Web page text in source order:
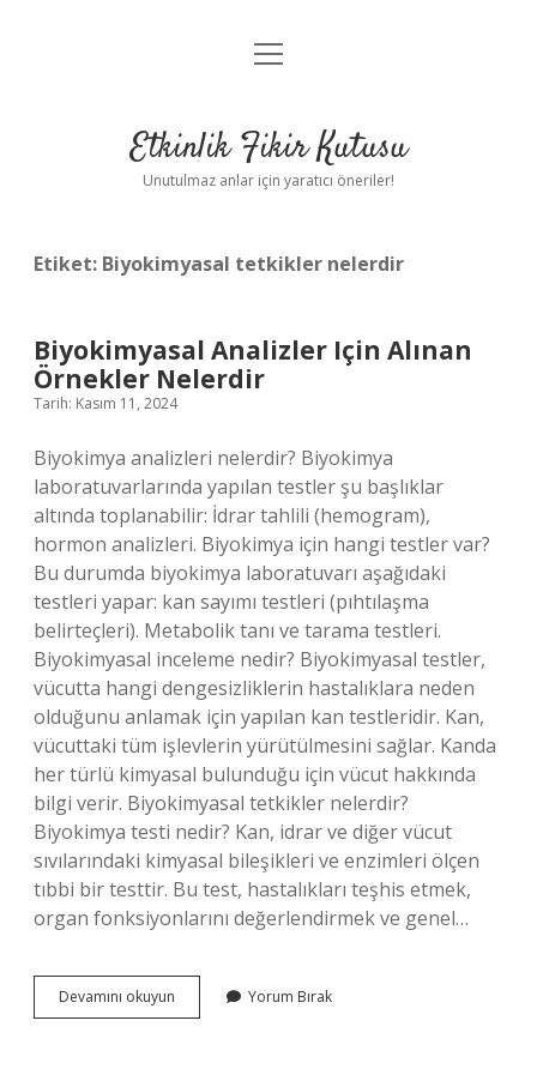
Anasayfa
Yasal Uyarı
menüyü
Etkinlik Fikir Kutusu
Unutulmaz anlar için yaratıcı öneriler!
Etiket: Biyokimyasal tetkikler nelerdir
Biyokimyasal Analizler Için Alınan
Örnekler Nelerdir
Tarih: Kasım 11, 2024
Biyokimya analizleri nelerdir? Biyokimya
laboratuvarlarında yapılan testler şu başlıklar
altında toplanabilir: İdrar tahlili (hemogram),
hormon analizleri. Biyokimya için hangi testler var?
Bu durumda biyokimya laboratuvarı aşağıdaki
testleri yapar: kan sayımı testleri (pıhtılaşma
belirteçleri). Metabolik tanı ve tarama testleri.
Biyokimyasal inceleme nedir? Biyokimyasal testler,
vücutta hangi dengesizliklerin hastalıklara neden
olduğunu anlamak için yapılan kan testleridir. Kan,
vücuttaki tüm işlevlerin yürütülmesini sağlar. Kanda
her türlü kimyasal bulunduğu için vücut hakkında
bilgi verir. Biyokimyasal tetkikler nelerdir?
Biyokimya testi nedir? Kan, idrar ve diğer vücut
sıvılarındaki kimyasal bileşikleri ve enzimleri ölçen
tıbbi bir testtir. Bu test, hastalıkları teşhis etmek,
organ fonksiyonlarını değerlendirmek ve genel…
Devamını okuyun Biyokimyasal
Analizler
Yorum Bırak